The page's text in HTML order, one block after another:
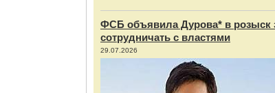
ФСБ объявила Дурова* в розыск
сотрудничать с властями
29.07.2026